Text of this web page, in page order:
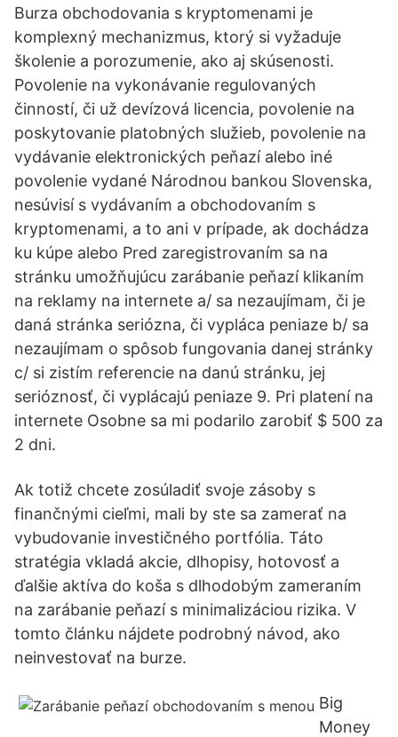
Burza obchodovania s kryptomenami je
komplexný mechanizmus, ktorý si vyžaduje
školenie a porozumenie, ako aj skúsenosti.
Povolenie na vykonávanie regulovaných
činností, či už devízová licencia, povolenie na
poskytovanie platobných služieb, povolenie na
vydávanie elektronických peňazí alebo iné
povolenie vydané Národnou bankou Slovenska,
nesúvisí s vydávaním a obchodovaním s
kryptomenami, a to ani v prípade, ak dochádza
ku kúpe alebo Pred zaregistrovaním sa na
stránku umožňujúcu zarábanie peňazí klikaním
na reklamy na internete a/ sa nezaujímam, či je
daná stránka seriózna, či vypláca peniaze b/ sa
nezaujímam o spôsob fungovania danej stránky
c/ si zistím referencie na danú stránku, jej
serióznosť, či vyplácajú peniaze 9. Pri platení na
internete Osobne sa mi podarilo zarobiť $ 500 za
2 dni.
Ak totiž chcete zosúladiť svoje zásoby s
finančnými cieľmi, mali by ste sa zamerať na
vybudovanie investičného portfólia. Táto
stratégia vkladá akcie, dlhopisy, hotovosť a
ďalšie aktíva do koša s dlhodobým zameraním
na zarábanie peňazí s minimalizáciou rizika. V
tomto článku nájdete podrobný návod, ako
neinvestovať na burze.
Big
Money